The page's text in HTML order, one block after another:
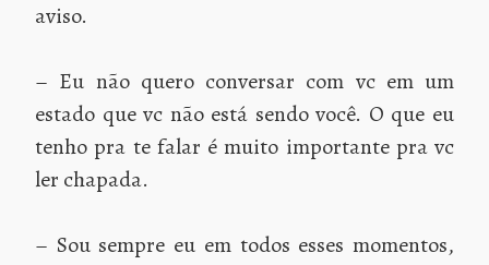
aviso.
– Eu não quero conversar com vc em um
estado que vc não está sendo você. O que eu
tenho pra te falar é muito importante pra vc
ler chapada.
– Sou sempre eu em todos esses momentos,